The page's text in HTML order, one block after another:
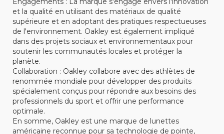
et la qualité en utilisant des matériaux de qualité
supérieure et en adoptant des pratiques respectueuses
de l'environnement. Oakley est également impliqué
dans des projets sociaux et environnementaux pour
soutenir les communautés locales et protéger la
planète.
Collaboration : Oakley collabore avec des athlètes de
renommée mondiale pour développer des produits
spécialement conçus pour répondre aux besoins des
professionnels du sport et offrir une performance
optimale.
En somme, Oakley est une marque de lunettes
américaine reconnue pour sa technologie de pointe,